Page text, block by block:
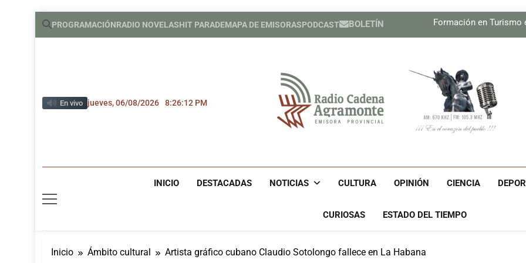
Saltar
PROGRAMACIÓNRADIO NOVELASHIT PARADEMAPA DE EMISORASPODCAST BOLETÍN
Formación en Turismo
Formación en Turismo
Lil, la de ojos color del
En vivo jueves, 06/08/2026 8:26:13 PM
Radio Cadena
INICIO DESTACADAS NOTICIAS CULTURA OPINIÓN CIENCIA
CURIOSAS ESTADO DEL TIEMPO
Inicio Ámbito cultural Artista gráfico cubano Claudio Sotolongo fallece en La Habana